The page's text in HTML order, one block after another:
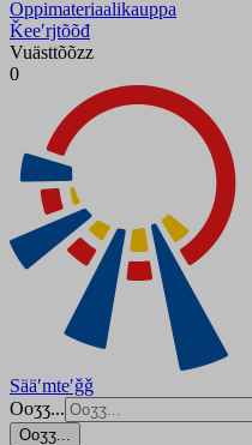
Oppimateriaalikauppa
Ǩeeʹrjtõõđ
Vuästtõõzz
0
Sääʹmteʹǧǧ
Ooʒʒ...
Ooʒʒ...